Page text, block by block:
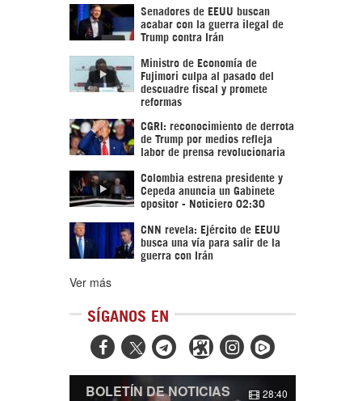
Senadores de EEUU buscan
acabar con la guerra ilegal de
Trump contra Irán
Ministro de Economía de
Fujimori culpa al pasado del
descuadre fiscal y promete
reformas
CGRI: reconocimiento de derrota
de Trump por medios refleja
labor de prensa revolucionaria
Colombia estrena presidente y
Cepeda anuncia un Gabinete
opositor - Noticiero 02:30
CNN revela: Ejército de EEUU
busca una vía para salir de la
guerra con Irán
Ver más
SÍGANOS EN
  
BOLETÍN DE NOTICIAS 28:40